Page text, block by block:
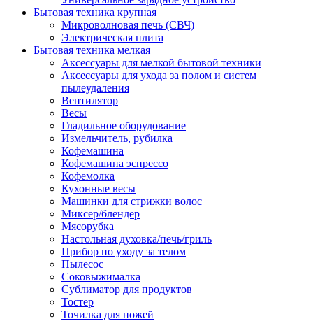
Бытовая техника крупная
Микроволновая печь (СВЧ)
Электрическая плита
Бытовая техника мелкая
Аксессуары для мелкой бытовой техники
Аксессуары для ухода за полом и систем
пылеудаления
Вентилятор
Весы
Гладильное оборудование
Измельчитель, рубилка
Кофемашина
Кофемашина эспрессо
Кофемолка
Кухонные весы
Машинки для стрижки волос
Миксер/блендер
Мясорубка
Настольная духовка/печь/гриль
Прибор по уходу за телом
Пылесос
Соковыжималка
Сублиматор для продуктов
Тостер
Точилка для ножей